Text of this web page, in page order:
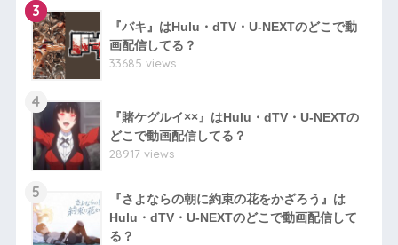
3
『バキ』はHulu・dTV・U-NEXTのどこで動
画配信してる？
33685 views
4
『賭ケグルイ××』はHulu・dTV・U-NEXTの
どこで動画配信してる？
28917 views
5
『さよならの朝に約束の花をかざろう』は
Hulu・dTV・U-NEXTのどこで動画配信して
る？